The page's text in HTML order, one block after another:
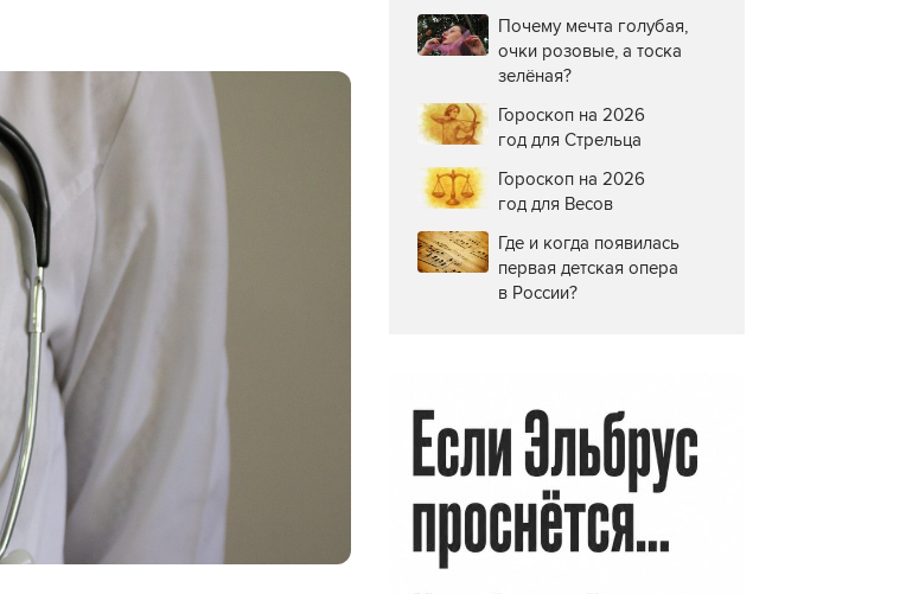
Почему мечта голубая,
очки розовые, а тоска
зелёная?
Гороскоп на 2026
год для Стрельца
Гороскоп на 2026
год для Весов
Где и когда появилась
первая детская опера
в России?